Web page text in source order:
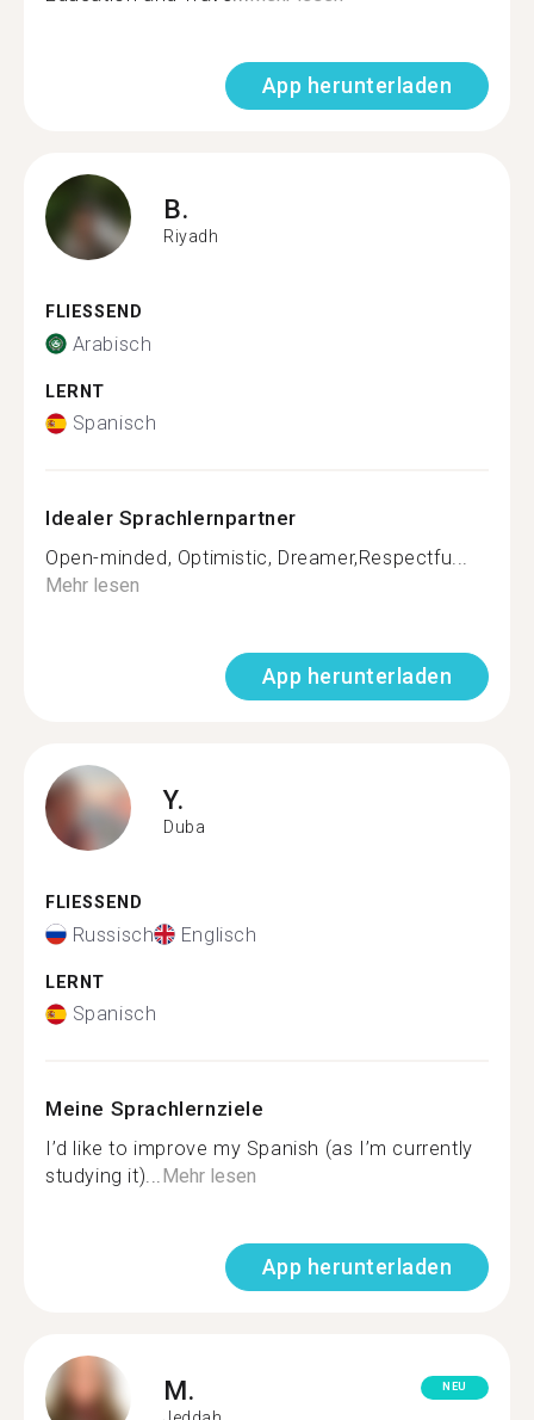
App herunterladen
B.
Riyadh
FLIESSEND
Arabisch
LERNT
Spanisch
Idealer Sprachlernpartner
Open-minded, Optimistic, Dreamer,Respectfu...
Mehr lesen
App herunterladen
Y.
Duba
FLIESSEND
Russisch Englisch
LERNT
Spanisch
Meine Sprachlernziele
I’d like to improve my Spanish (as I’m currently
studying it)...Mehr lesen
App herunterladen
M. NEU